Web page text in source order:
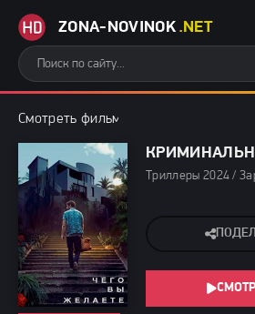
ZONA-NOVINOK .NET
Смотреть фильмы бесплатно
Триллеры 2024 /